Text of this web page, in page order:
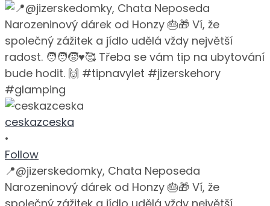
ceskazceska
•
Follow
📍@jizerskedomky, Chata Neposeda
Narozeninový dárek od Honzy 🎂🎁 Ví, že
společný zážitek a jídlo udělá vždy největší